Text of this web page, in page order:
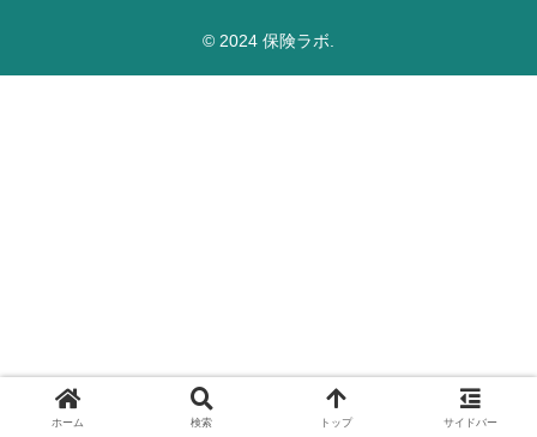
© 2024 保険ラボ.
ホーム 検索 トップ サイドバー